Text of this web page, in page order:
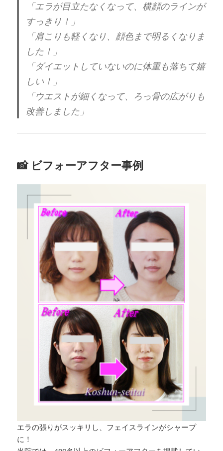
「エラが目立たなくなって、横顔のラインが
すっきり！」
「肩こりも軽くなり、顔色まで明るくなりま
した！」
「ダイエットしていないのに体重も落ちて嬉
しい！」
「ウエストが細くなって、ろっ骨の広がりも
改善しました」
📸 ビフォーアフター事例
エラの張りがスッキリし、フェイスラインがシャープ
に！